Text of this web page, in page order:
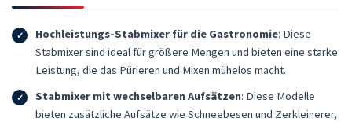
Hochleistungs-Stabmixer für die Gastronomie: Diese
Stabmixer sind ideal für größere Mengen und bieten eine starke
Leistung, die das Pürieren und Mixen mühelos macht.
Stabmixer mit wechselbaren Aufsätzen: Diese Modelle
bieten zusätzliche Aufsätze wie Schneebesen und Zerkleinerer,